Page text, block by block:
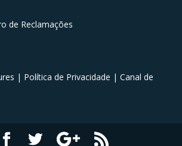
de Reclamações
| Política de Privacidade | Canal de